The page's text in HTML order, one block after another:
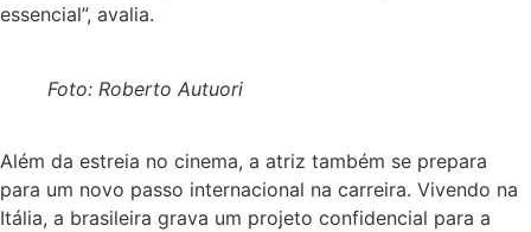
essencial”, avalia.
Foto: Roberto Autuori
Além da estreia no cinema, a atriz também se prepara
para um novo passo internacional na carreira. Vivendo na
Itália, a brasileira grava um projeto confidencial para a